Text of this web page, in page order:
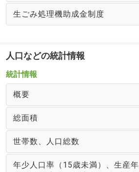
生ごみ処理機助成金制度
人口などの統計情報
統計情報
概要
総面積
世帯数、人口総数
年少人口率（15歳未満）、生産